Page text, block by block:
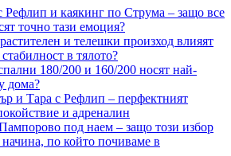
Рефлип и каякинг по Струма – защо все
точно тази емоция?
и телешки произход влияят
в тялото?
180/200 и 160/200 носят най-
дома?
и Тара с Рефлип – перфектният
и адреналин
под наем – защо този избор
по който почиваме в